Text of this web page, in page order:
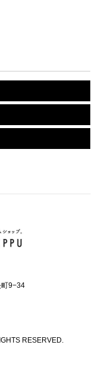
9−34
RESERVED.